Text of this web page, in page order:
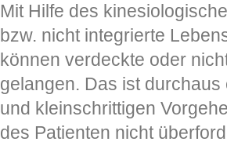
Mit Hilfe des
bzw. nicht integrierte
können verdeckte oder
gelangen. Das ist
und kleinschrittigen
des Patienten nicht